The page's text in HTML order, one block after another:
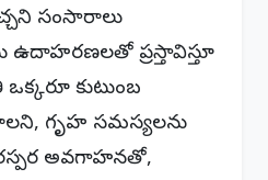
సంసారాలు
ఉదాహరణలతో ప్రస్తావిస్తూ
కుటుంబ
గృహ సమస్యలను
అవగాహనతో,